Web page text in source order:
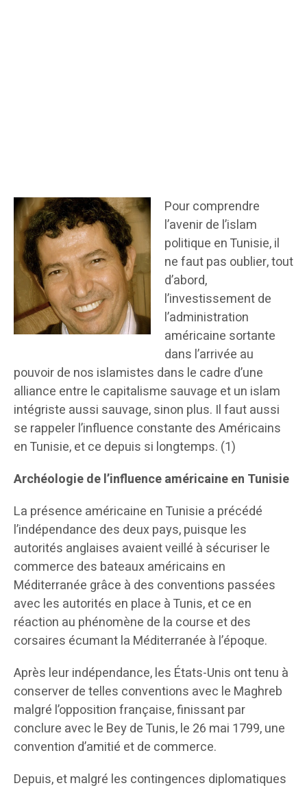
Pour comprendre
l’avenir de l’islam
politique en Tunisie, il
ne faut pas oublier, tout
d’abord,
l’investissement de
l’administration
américaine sortante
dans l’arrivée au
pouvoir de nos islamistes dans le cadre d’une
alliance entre le capitalisme sauvage et un islam
intégriste aussi sauvage, sinon plus. Il faut aussi
se rappeler l’influence constante des Américains
en Tunisie, et ce depuis si longtemps. (1)
Archéologie de l’influence américaine en Tunisie
La présence américaine en Tunisie a précédé
l’indépendance des deux pays, puisque les
autorités anglaises avaient veillé à sécuriser le
commerce des bateaux américains en
Méditerranée grâce à des conventions passées
avec les autorités en place à Tunis, et ce en
réaction au phénomène de la course et des
corsaires écumant la Méditerranée à l’époque.
Après leur indépendance, les États-Unis ont tenu à
conserver de telles conventions avec le Maghreb
malgré l’opposition française, finissant par
conclure avec le Bey de Tunis, le 26 mai 1799, une
convention d’amitié et de commerce.
Depuis, et malgré les contingences diplomatiques